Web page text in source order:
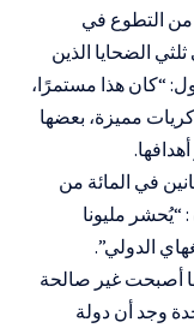
من التطوع في
الضحايا الذين
“كان هذا مستمرًا،
مميزة، بعضها
في المائة من
“يُحشر مليونا
الدولي”.
أصبحت غير صالحة
وجد أن دولة